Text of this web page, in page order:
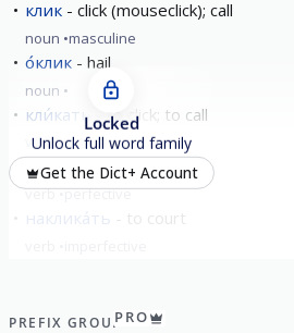
клик click (mouseclick); call
noun masculine
о́клик hail
noun
кли́кать to click; to call
verb imperfective
вы́кликать call out
verb perfective
наклика́ть
Locked
Unlock full word family
Get the Dict+ Account
PREFIX GROUPPRO